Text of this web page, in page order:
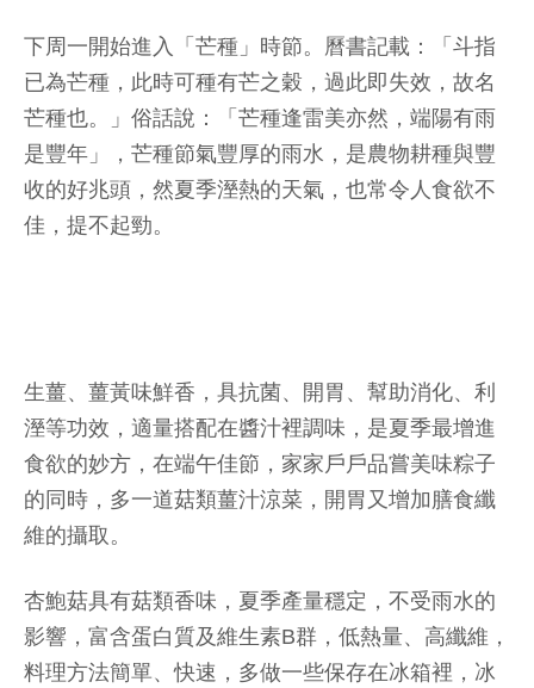
下周一開始進入「芒種」時節。曆書記載：「斗指
已為芒種，此時可種有芒之穀，過此即失效，故名
芒種也。」俗話說：「芒種逢雷美亦然，端陽有雨
是豐年」，芒種節氣豐厚的雨水，是農物耕種與豐
收的好兆頭，然夏季溼熱的天氣，也常令人食欲不
佳，提不起勁。
生薑、薑黃味鮮香，具抗菌、開胃、幫助消化、利
溼等功效，適量搭配在醬汁裡調味，是夏季最增進
食欲的妙方，在端午佳節，家家戶戶品嘗美味粽子
的同時，多一道菇類薑汁涼菜，開胃又增加膳食纖
維的攝取。
杏鮑菇具有菇類香味，夏季產量穩定，不受雨水的
影響，富含蛋白質及維生素B群，低熱量、高纖維，
料理方法簡單、快速，多做一些保存在冰箱裡，冰